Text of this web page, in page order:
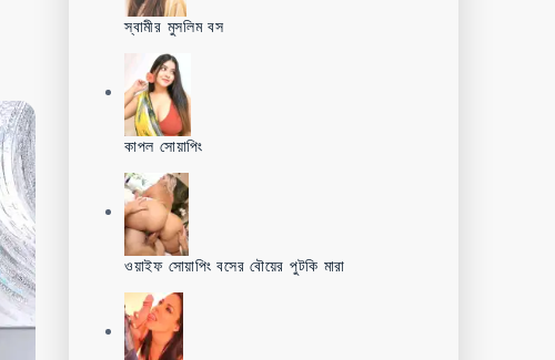
স্বামীর মুসলিম বস
কাপল সোয়াপিং
ওয়াইফ সোয়াপিং বসের বৌয়ের পুটকি মারা